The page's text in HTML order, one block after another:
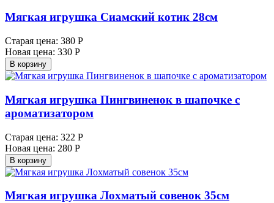
Мягкая игрушка Сиамский котик 28см
Старая цена: 380 Р
Новая цена: 330 Р
В корзину
Мягкая игрушка Пингвиненок в шапочке с
ароматизатором
Старая цена: 322 Р
Новая цена: 280 Р
В корзину
Мягкая игрушка Лохматый совенок 35см